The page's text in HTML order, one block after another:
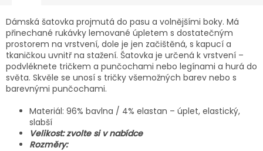
Dámská šatovka projmutá do pasu a volnějšími boky. Má
přinechané rukávky lemované úpletem s dostatečným
prostorem na vrstvení, dole je jen začištěná, s kapucí a
tkaničkou uvnitř na stažení. Šatovka je určená k vrstvení –
podvléknete tričkem a punčochami nebo legínami a hurá do
světa. Skvěle se unosí s tričky všemožných barev nebo s
barevnými punčochami.
Materiál: 96% bavlna / 4% elastan – úplet, elastický,
slabší
Velikost: zvolte si v nabídce
Rozměry: